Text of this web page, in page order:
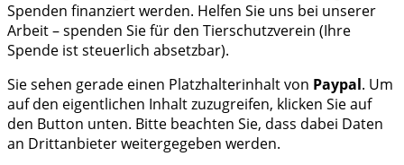
Spenden finanziert werden. Helfen Sie uns bei unserer
Arbeit – spenden Sie für den Tierschutzverein (Ihre
Spende ist steuerlich absetzbar).
Sie sehen gerade einen Platzhalterinhalt von Paypal. Um
auf den eigentlichen Inhalt zuzugreifen, klicken Sie auf
den Button unten. Bitte beachten Sie, dass dabei Daten
an Drittanbieter weitergegeben werden.